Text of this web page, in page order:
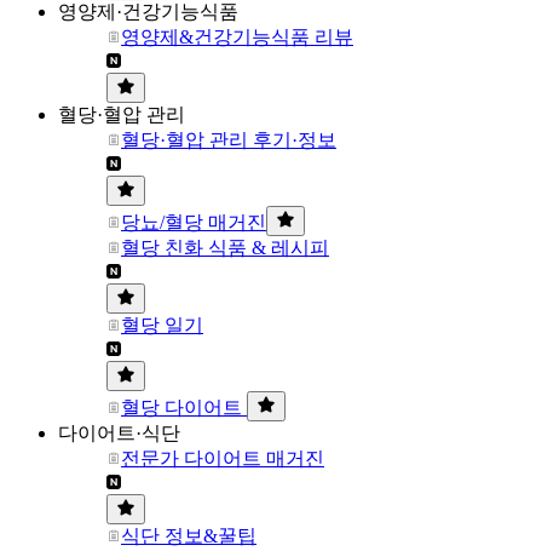
영양제·건강기능식품
영양제&건강기능식품 리뷰
혈당·혈압 관리
혈당·혈압 관리 후기·정보
당뇨/혈당 매거진
혈당 친화 식품 & 레시피
혈당 일기
혈당 다이어트
다이어트·식단
전문가 다이어트 매거진
식단 정보&꿀팁